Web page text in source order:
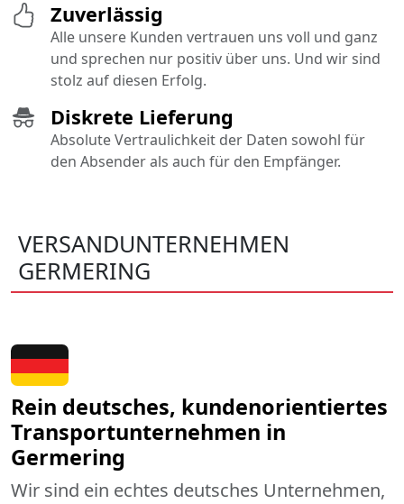
Diskrete Lieferung
Absolute Vertraulichkeit der Daten sowohl für
den Absender als auch für den Empfänger.
Zuverlässig
Alle unsere Kunden vertrauen uns voll und ganz
und sprechen nur positiv über uns. Und wir sind
stolz auf diesen Erfolg.
VERSANDUNTERNEHMEN
GERMERING
Rein deutsches, kundenorientiertes
Transportunternehmen in
Germering
Wir sind ein echtes deutsches Unternehmen,